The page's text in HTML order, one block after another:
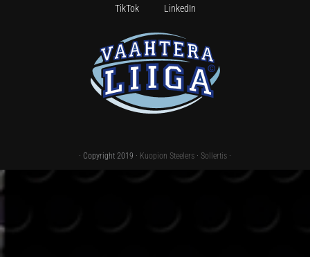
TikTok LinkedIn
· Copyright 2019 · Kuopion Steelers · Sollertis ·